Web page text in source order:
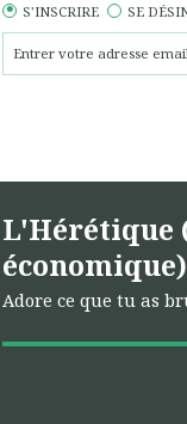
S'INSCRIRE SE
L'Hérétique
économique)
Adore ce que tu as